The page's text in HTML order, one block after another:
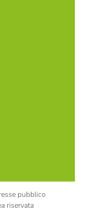
pubblico
riservata